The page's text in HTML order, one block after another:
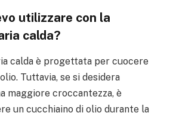
utilizzare con la
calda?
calda è progettata per cuocere
Tuttavia, se si desidera
maggiore croccantezza, è
un cucchiaino di olio durante la